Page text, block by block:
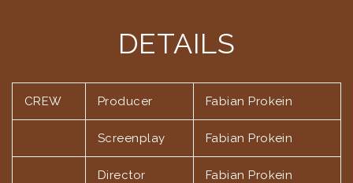
panel
DETAILS
CREW Producer Fabian Prokein
Screenplay Fabian Prokein
Director Fabian Prokein